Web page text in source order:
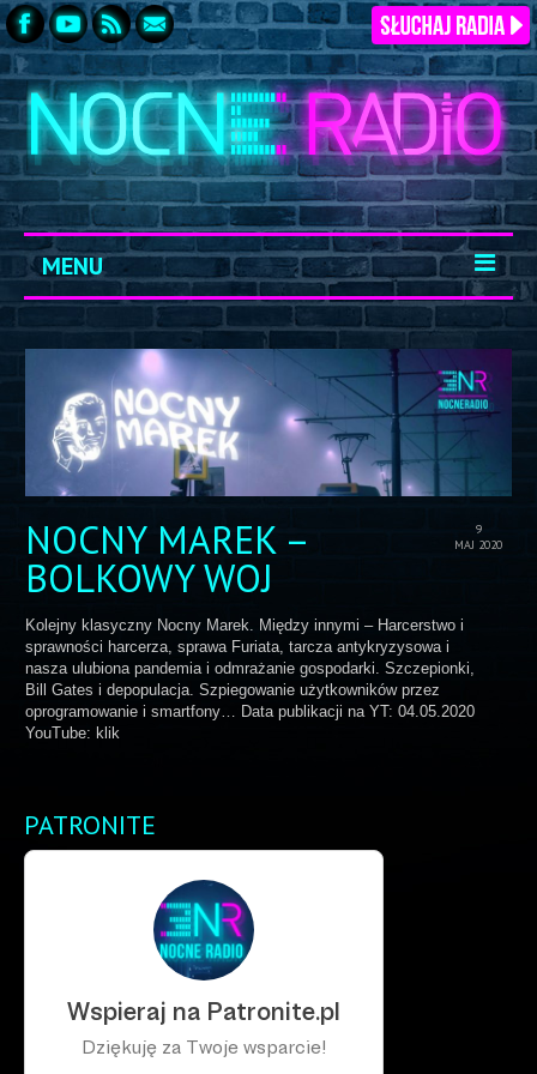
MENU
START
ARCHIWUM
KONTAKT
LOGOWANIE
9
MAJ 2020
NOCNY MAREK –
BOLKOWY WOJ
Kolejny klasyczny Nocny Marek. Między innymi – Harcerstwo i
sprawności harcerza, sprawa Furiata, tarcza antykryzysowa i
nasza ulubiona pandemia i odmrażanie gospodarki. Szczepionki,
Bill Gates i depopulacja. Szpiegowanie użytkowników przez
oprogramowanie i smartfony… Data publikacji na YT: 04.05.2020
YouTube: klik
PATRONITE